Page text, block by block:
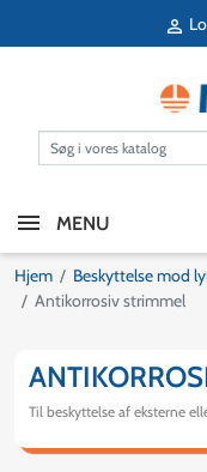

MENU
Hjem Beskyttelse mod
Antikorrosiv strimmel
Til beskyttelse af eksterne